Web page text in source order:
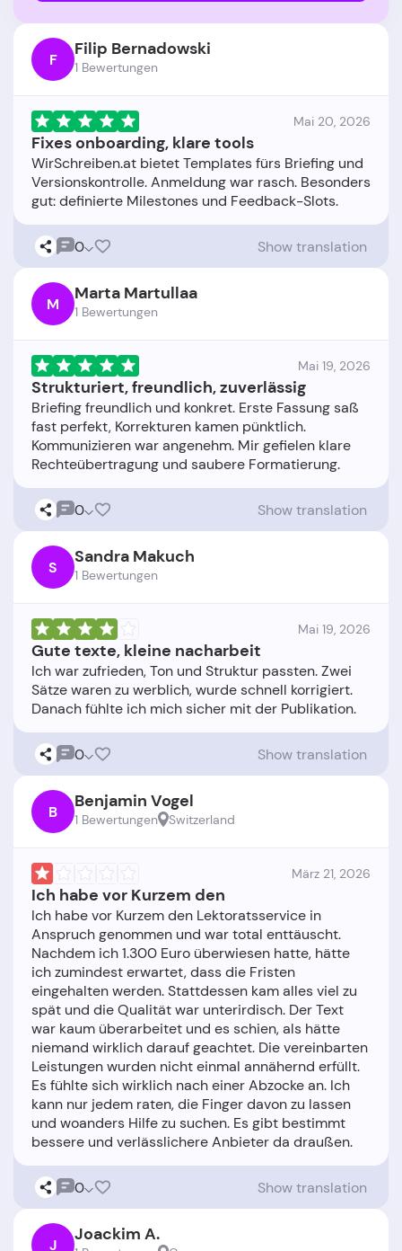
F Filip Bernadowski
1 Bewertungen
Mai 20, 2026
Fixes onboarding, klare tools
WirSchreiben.at bietet Templates fürs Briefing und
Versionskontrolle. Anmeldung war rasch. Besonders
0 Show translation
M Marta Martullaa
1 Bewertungen
Mai 19, 2026
Strukturiert, freundlich, zuverlässig
Briefing freundlich und konkret. Erste Fassung saß
fast perfekt, Korrekturen kamen pünktlich.
Kommunizieren war angenehm. Mir gefielen klare
0 Show translation
S Sandra Makuch
1 Bewertungen
Mai 19, 2026
Gute texte, kleine nacharbeit
Ich war zufrieden, Ton und Struktur passten. Zwei
Sätze waren zu werblich, wurde schnell korrigiert.
0 Show translation
B Benjamin Vogel
1 Bewertungen Switzerland
März 21, 2026
Ich habe vor Kurzem den
Ich habe vor Kurzem den Lektoratsservice in
Anspruch genommen und war total enttäuscht.
Nachdem ich 1.300 Euro überwiesen hatte, hätte
ich zumindest erwartet, dass die Fristen
eingehalten werden. Stattdessen kam alles viel zu
spät und die Qualität war unterirdisch. Der Text
war kaum überarbeitet und es schien, als hätte
niemand wirklich darauf geachtet. Die vereinbarten
Leistungen wurden nicht einmal annähernd erfüllt.
Es fühlte sich wirklich nach einer Abzocke an. Ich
kann nur jedem raten, die Finger davon zu lassen
und woanders Hilfe zu suchen. Es gibt bestimmt
0 Show translation
J Joackim A.